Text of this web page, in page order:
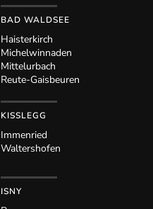
BAD WALDSEE
Haisterkirch
Michelwinnaden
Mittelurbach
Reute-Gaisbeuren
KISSLEGG
Immenried
Waltershofen
ISNY